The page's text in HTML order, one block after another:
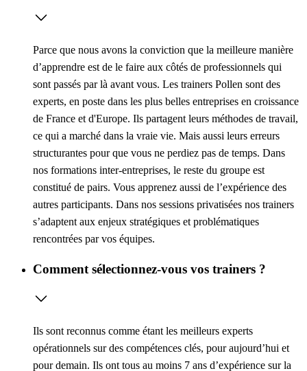
Parce que nous avons la conviction que la meilleure manière
d’apprendre est de le faire aux côtés de professionnels qui
sont passés par là avant vous. Les trainers Pollen sont des
experts, en poste dans les plus belles entreprises en croissance
de France et d'Europe. Ils partagent leurs méthodes de travail,
ce qui a marché dans la vraie vie. Mais aussi leurs erreurs
structurantes pour que vous ne perdiez pas de temps. Dans
nos formations inter-entreprises, le reste du groupe est
constitué de pairs. Vous apprenez aussi de l’expérience des
autres participants. Dans nos sessions privatisées nos trainers
s’adaptent aux enjeux stratégiques et problématiques
rencontrées par vos équipes.
Comment sélectionnez-vous vos trainers ?
Ils sont reconnus comme étant les meilleurs experts
opérationnels sur des compétences clés, pour aujourd’hui et
pour demain. Ils ont tous au moins 7 ans d’expérience sur la